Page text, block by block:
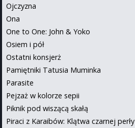
Ojczyzna
Ona
One to One: John & Yoko
Osiem i pół
Ostatni konsjerż
Pamiętniki Tatusia Muminka
Parasite
Pejzaż w kolorze sepii
Piknik pod wiszącą skałą
Piraci z Karaibów: Klątwa czarnej perły